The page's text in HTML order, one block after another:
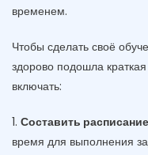
временем.
Чтобы сделать своё
здорово подошла
включать:
1. Составить расписание
время для выполнения